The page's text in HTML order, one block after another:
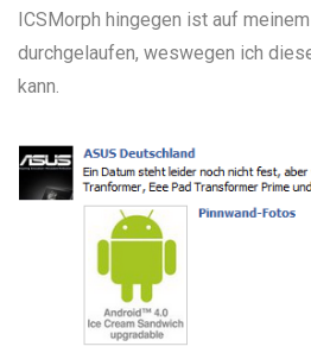
ICSMorph hingegen ist auf
durchgelaufen, weswegen ich
kann.